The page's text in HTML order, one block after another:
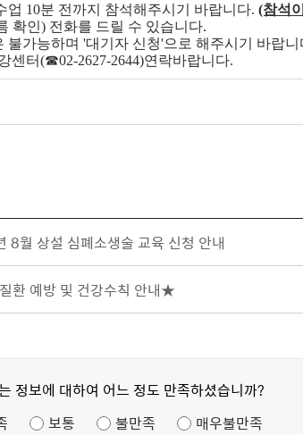
업 10분 전까지 참석해주시기 바랍니다. (참석
확인) 전화를 드릴 수 있습니다.
불가능하며 '대기자 신청'으로 해주시기 바랍니
센터(☎02-2627-2644)연락바랍니다.
8월 상설 심폐소생술 교육 신청 안내
환 예방 및 건강수칙 안내★
정보에 대하여 어느 정도 만족하셨습니까?
보통 불만족 매우불만족